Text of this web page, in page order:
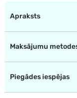
Apraksts
Maksājumu
Piegādes iespējas